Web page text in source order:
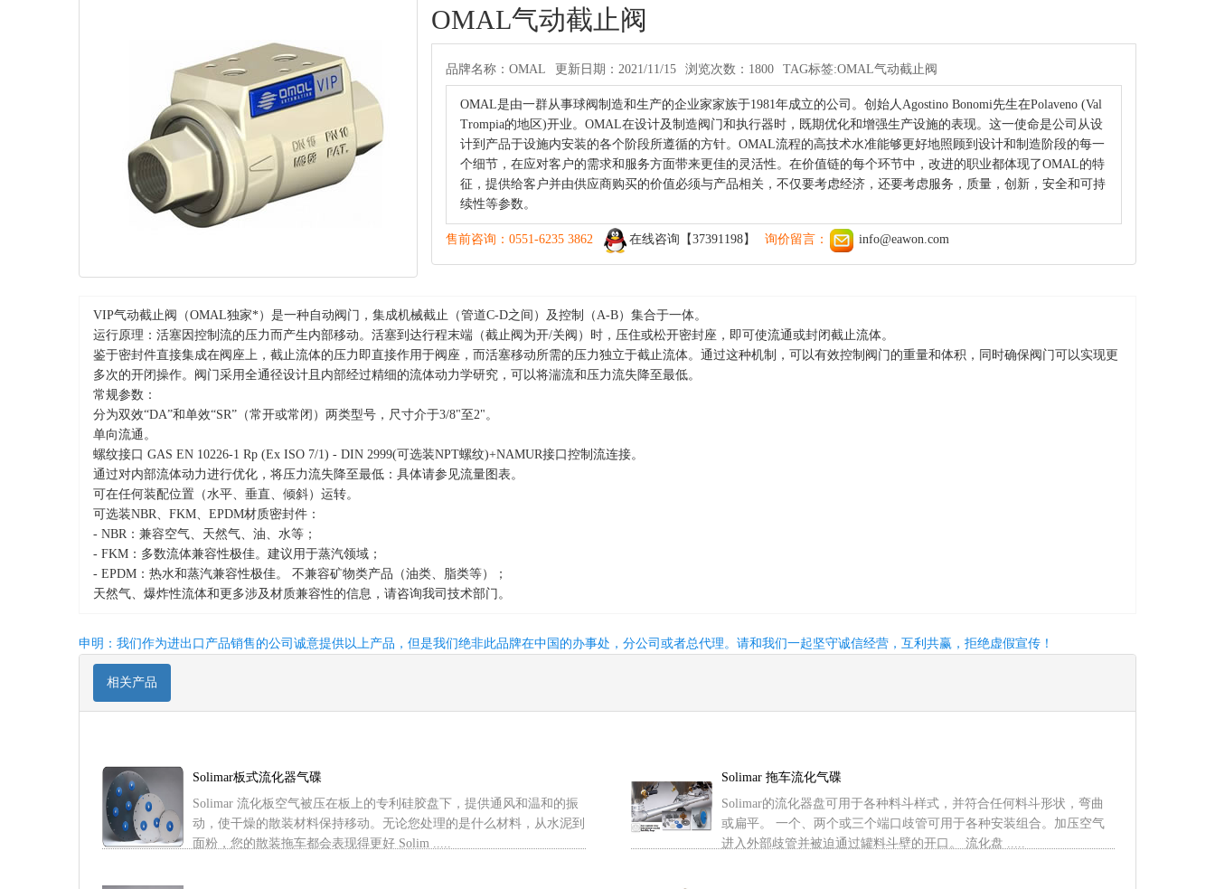
OMAL气动截止阀
品牌名称：OMAL 更新日期：2021/11/15 浏览次数：1800 TAG标签:OMAL气动截止阀
OMAL是由一群从事球阀制造和生产的企业家家族于1981年成立的公司。创始人Agostino Bonomi先生在Polaveno (Val
Trompia的地区)开业。OMAL在设计及制造阀门和执行器时，既期优化和增强生产设施的表现。这一使命是公司从设
计到产品于设施内安装的各个阶段所遵循的方针。OMAL流程的高技术水准能够更好地照顾到设计和制造阶段的每一
个细节，在应对客户的需求和服务方面带来更佳的灵活性。在价值链的每个环节中，改进的职业都体现了OMAL的特
征，提供给客户并由供应商购买的价值必须与产品相关，不仅要考虑经济，还要考虑服务，质量，创新，安全和可持
续性等参数。
售前咨询：0551-6235 3862 在线咨询【37391198】 询价留言： info@eawon.com
VIP气动截止阀（OMAL独家*）是一种自动阀门，集成机械截止（管道C-D之间）及控制（A-B）集合于一体。
运行原理：活塞因控制流的压力而产生内部移动。活塞到达行程末端（截止阀为开/关阀）时，压住或松开密封座，即可使流通或封闭截止流体。
鉴于密封件直接集成在阀座上，截止流体的压力即直接作用于阀座，而活塞移动所需的压力独立于截止流体。通过这种机制，可以有效控制阀门的重量和体积，同时确保阀门可以实现更
多次的开闭操作。阀门采用全通径设计且内部经过精细的流体动力学研究，可以将湍流和压力流失降至最低。
常规参数：
分为双效“DA”和单效“SR”（常开或常闭）两类型号，尺寸介于3/8"至2"。
单向流通。
螺纹接口 GAS EN 10226-1 Rp (Ex ISO 7/1) - DIN 2999(可选装NPT螺纹)+NAMUR接口控制流连接。
通过对内部流体动力进行优化，将压力流失降至最低：具体请参见流量图表。
可在任何装配位置（水平、垂直、倾斜）运转。
可选装NBR、FKM、EPDM材质密封件：
- NBR：兼容空气、天然气、油、水等；
- FKM：多数流体兼容性极佳。建议用于蒸汽领域；
- EPDM：热水和蒸汽兼容性极佳。 不兼容矿物类产品（油类、脂类等）；
天然气、爆炸性流体和更多涉及材质兼容性的信息，请咨询我司技术部门。
申明：我们作为进出口产品销售的公司诚意提供以上产品，但是我们绝非此品牌在中国的办事处，分公司或者总代理。请和我们一起坚守诚信经营，互利共赢，拒绝虚假宣传！
相关产品
Solimar板式流化器气碟
Solimar 流化板空气被压在板上的专利硅胶盘下，提供通风和温和的振
动，使干燥的散装材料保持移动。无论您处理的是什么材料，从水泥到
面粉，您的散装拖车都会表现得更好 Solim .....
Solimar 拖车流化气碟
Solimar的流化器盘可用于各种料斗样式，并符合任何料斗形状，弯曲
或扁平。 一个、两个或三个端口歧管可用于各种安装组合。加压空气
进入外部歧管并被迫通过罐料斗壁的开口。 流化盘 .....